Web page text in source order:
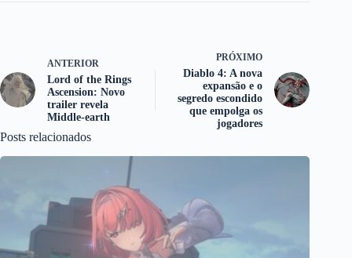
ANTERIOR
Lord of the Rings
Ascension: Novo
trailer revela
Middle-earth
PRÓXIMO
Diablo 4: A nova
expansão e o
segredo escondido
que empolga os
jogadores
Posts relacionados